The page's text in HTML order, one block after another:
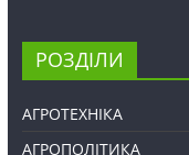
РОЗДІЛИ
АГРОТЕХНІКА
АГРОПОЛІТИКА